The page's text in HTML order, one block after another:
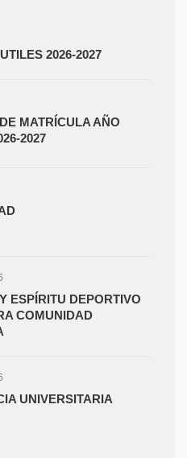
2026-2027
MATRÍCULA AÑO
2027
ESPÍRITU DEPORTIVO
COMUNIDAD
UNIVERSITARIA